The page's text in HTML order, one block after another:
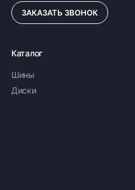
ЗАКАЗАТЬ ЗВОНОК
Каталог
Шины
Диски